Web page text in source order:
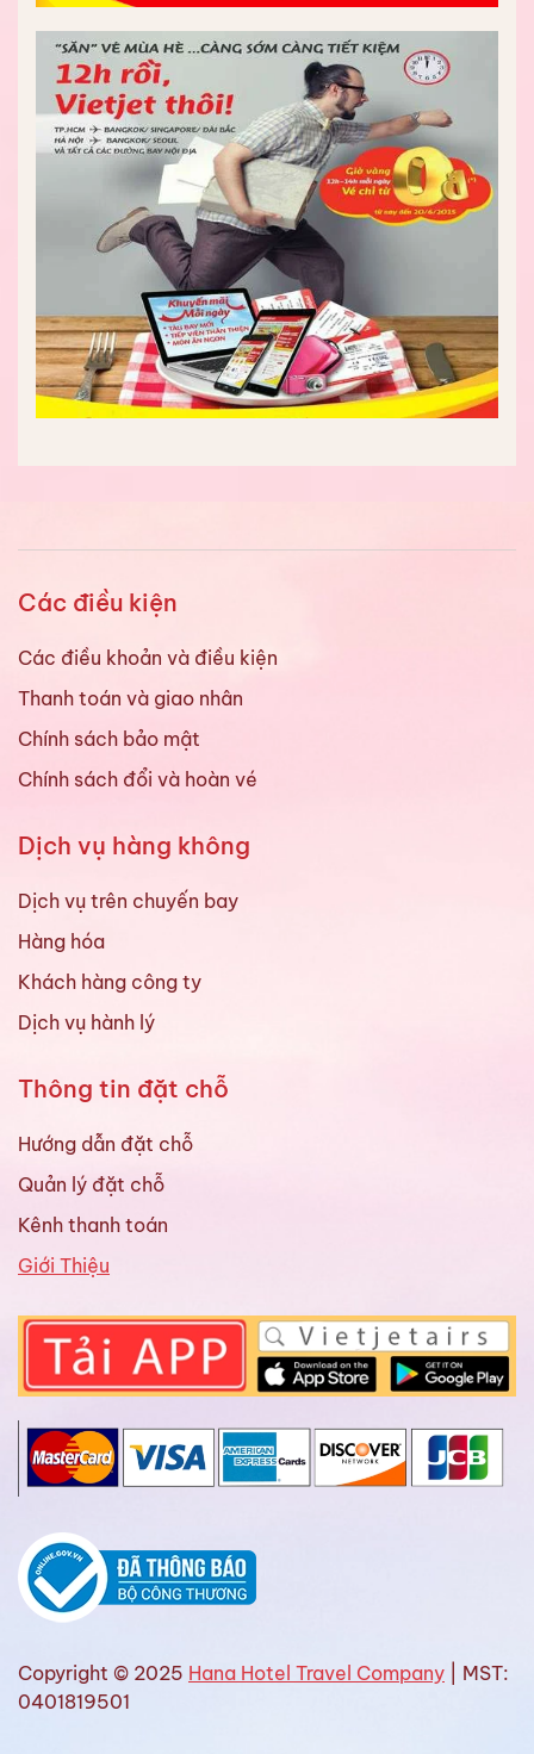
Các điều kiện
Các điều khoản và điều kiện
Thanh toán và giao nhân
Chính sách bảo mật
Chính sách đổi và hoàn vé
Dịch vụ hàng không
Dịch vụ trên chuyến bay
Hàng hóa
Khách hàng công ty
Dịch vụ hành lý
Thông tin đặt chỗ
Hướng dẫn đặt chỗ
Quản lý đặt chỗ
Kênh thanh toán
Giới Thiệu
Copyright © 2025 Hana Hotel Travel Company | MST:
0401819501